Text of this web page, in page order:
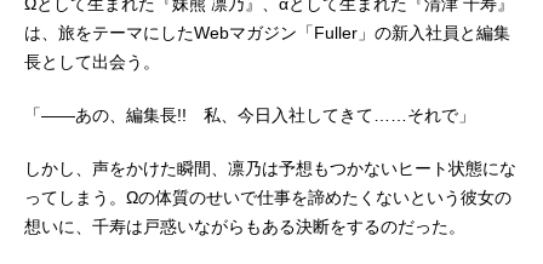
Ωとして生まれた『妹熊 凛乃』、αとして生まれた『清津 千寿』
は、旅をテーマにしたWebマガジン「Fuller」の新入社員と編集
長として出会う。
「――あの、編集長!! 私、今日入社してきて……それで」
しかし、声をかけた瞬間、凛乃は予想もつかないヒート状態にな
ってしまう。Ωの体質のせいで仕事を諦めたくないという彼女の
想いに、千寿は戸惑いながらもある決断をするのだった。